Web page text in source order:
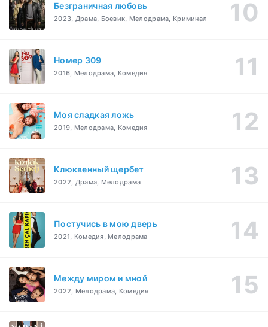
Безграничная любовь
2023, Драма, Боевик, Мелодрама, Криминал
Номер 309
2016, Мелодрама, Комедия
Моя сладкая ложь
2019, Мелодрама, Комедия
Клюквенный щербет
2022, Драма, Мелодрама
Постучись в мою дверь
2021, Комедия, Мелодрама
Между миром и мной
2022, Мелодрама, Комедия